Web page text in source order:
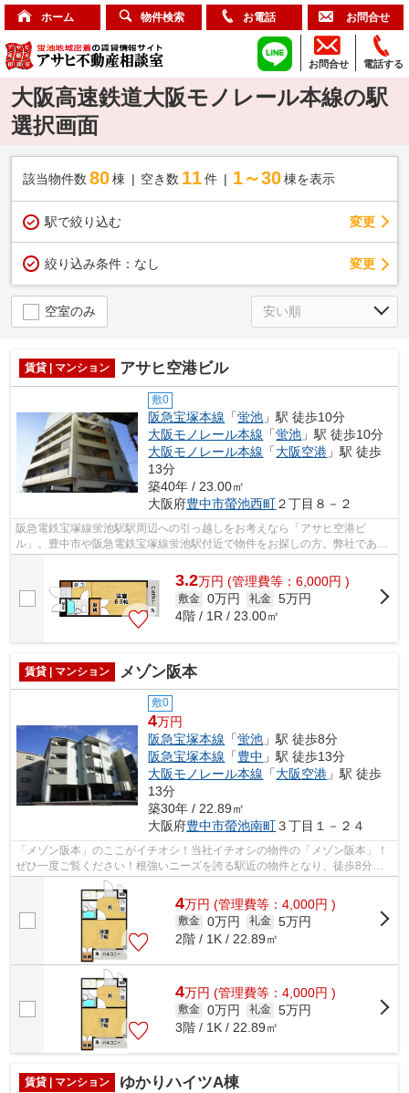
ホーム 物件検索 お電話 お問合せ
電話する
お問合せ
大阪高速鉄道大阪モノレール本線の駅
選択画面
該当物件数 80棟 空き数 11 件 1～30 棟を表示
駅で絞り込む 変更
絞り込み条件： なし 変更
空室のみ
賃貸 | マンション アサヒ空港ビル
敷0
阪急宝塚本線 「蛍池 」駅 徒歩10分
大阪モノレール本線 「蛍池 」駅 徒歩10分
大阪モノレール本線 「大阪空港 」駅 徒歩
13分
築40年 / 23.00㎡
大阪府豊中市螢池西町２丁目８－２
阪急電鉄宝塚線蛍池駅駅周辺への引っ越しをお考えなら「アサヒ空港ビ
ル」。豊中市や阪急電鉄宝塚線蛍池駅付近で物件をお探しの方。弊社であな
たの理想のお部屋が探しませんか。全力で...
3.2万円 (管理費等：6,000円 )
敷金 0万円 礼金 5万円
4階 / 1R / 23.00㎡
賃貸 | マンション メゾン阪本
敷0
4万円
阪急宝塚本線 「蛍池 」駅 徒歩8分
阪急宝塚本線 「豊中 」駅 徒歩13分
大阪モノレール本線 「大阪空港 」駅 徒歩
13分
築30年 / 22.89㎡
大阪府豊中市螢池南町３丁目１－２４
「メゾン阪本」のここがイチオシ！当社イチオシの物件の「メゾン阪本」！
ぜひ一度ご覧ください！根強いニーズを誇る駅近の物件となり、徒歩8分に
駅があります！こちらはマンションタイ...
4万円 (管理費等：4,000円 )
敷金 0万円 礼金 5万円
2階 / 1K / 22.89㎡
4万円 (管理費等：4,000円 )
敷金 0万円 礼金 5万円
3階 / 1K / 22.89㎡
賃貸 | マンション ゆかりハイツA棟